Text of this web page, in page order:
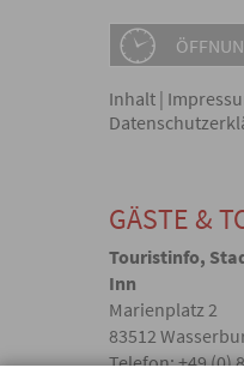
Inhalt |
GÄSTE &
Touristinfo,
Inn
Marienplatz 2
83512
Telefon: +49 (0)